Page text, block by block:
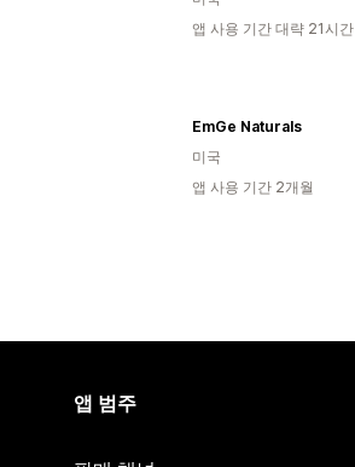
앱 사용 기간 대략 21시간
EmGe Naturals
미국
앱 사용 기간 2개월
앱 범주